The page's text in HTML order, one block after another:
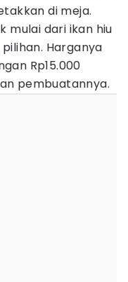
di meja.
mulai dari ikan hiu
Harganya
Rp15.000
pembuatannya.